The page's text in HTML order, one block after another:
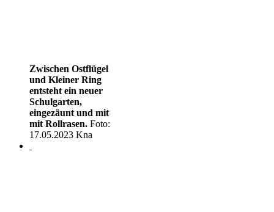
Zwischen Ostflügel
und Kleiner Ring
entsteht ein neuer
Schulgarten,
eingezäunt und mit
mit Rollrasen. Foto:
17.05.2023 Kna